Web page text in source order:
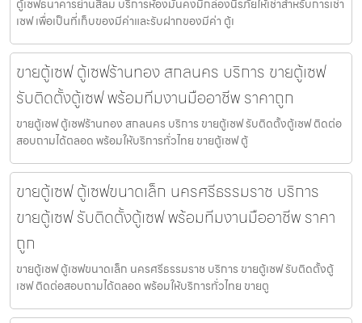
ตู้เซฟธนาคารย่านสีลม บริการห้องมั่นคงมีกล่องนิรภัยให้เช่าสำหรับการเช่า
เซฟ เพื่อเป็นที่เก็บของมีค่าและรับฝากของมีค่า ตู้เ
ขายตู้เซฟ ตู้เซฟร้านทอง สกลนคร บริการ ขายตู้เซฟ
รับติดตั้งตู้เซฟ พร้อมทีมงานมืออาชีพ ราคาถูก
ขายตู้เซฟ ตู้เซฟร้านทอง สกลนคร บริการ ขายตู้เซฟ รับติดตั้งตู้เซฟ ติดต่อ
สอบถามได้ตลอด พร้อมให้บริการทั่วไทย ขายตู้เซฟ ตู้
ขายตู้เซฟ ตู้เซฟขนาดเล็ก นครศรีธรรมราช บริการ
ขายตู้เซฟ รับติดตั้งตู้เซฟ พร้อมทีมงานมืออาชีพ ราคา
ถูก
ขายตู้เซฟ ตู้เซฟขนาดเล็ก นครศรีธรรมราช บริการ ขายตู้เซฟ รับติดตั้งตู้
เซฟ ติดต่อสอบถามได้ตลอด พร้อมให้บริการทั่วไทย ขายตู